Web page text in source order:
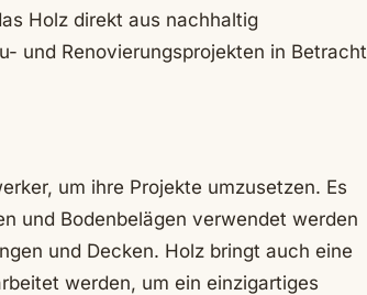
Holz direkt aus nachhaltig
und Renovierungsprojekten in Betracht
um ihre Projekte umzusetzen. Es
und Bodenbelägen verwendet werden
und Decken. Holz bringt auch eine
werden, um ein einzigartiges